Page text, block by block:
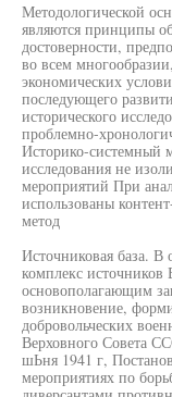
Методологической
являются принципы
достоверности,
во всем
экономических
последующего
исторического
проблемно-
Историко-системный
исследования не
мероприятий При
использованы
метод
Источниковая база.
комплекс источников
основополагающим
возникновение,
добровольческих
Верховного Совета
шЬня 1941 г,
мероприятиях по